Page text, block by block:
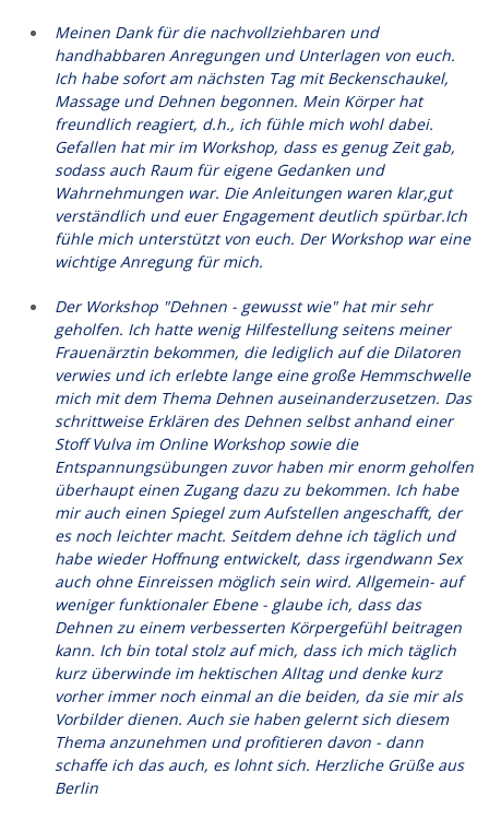
Meinen Dank für die nachvollziehbaren und
handhabbaren Anregungen und Unterlagen von euch.
Ich habe sofort am nächsten Tag mit Beckenschaukel,
Massage und Dehnen begonnen. Mein Körper hat
freundlich reagiert, d.h., ich fühle mich wohl dabei.
Gefallen hat mir im Workshop, dass es genug Zeit gab,
sodass auch Raum für eigene Gedanken und
Wahrnehmungen war. Die Anleitungen waren klar,gut
verständlich und euer Engagement deutlich spürbar.Ich
fühle mich unterstützt von euch. Der Workshop war eine
wichtige Anregung für mich.
Der Workshop "Dehnen - gewusst wie" hat mir sehr
geholfen. Ich hatte wenig Hilfestellung seitens meiner
Frauenärztin bekommen, die lediglich auf die Dilatoren
verwies und ich erlebte lange eine große Hemmschwelle
mich mit dem Thema Dehnen auseinanderzusetzen. Das
schrittweise Erklären des Dehnen selbst anhand einer
Stoff Vulva im Online Workshop sowie die
Entspannungsübungen zuvor haben mir enorm geholfen
überhaupt einen Zugang dazu zu bekommen. Ich habe
mir auch einen Spiegel zum Aufstellen angeschafft, der
es noch leichter macht. Seitdem dehne ich täglich und
habe wieder Hoffnung entwickelt, dass irgendwann Sex
auch ohne Einreissen möglich sein wird. Allgemein- auf
weniger funktionaler Ebene - glaube ich, dass das
Dehnen zu einem verbesserten Körpergefühl beitragen
kann. Ich bin total stolz auf mich, dass ich mich täglich
kurz überwinde im hektischen Alltag und denke kurz
vorher immer noch einmal an die beiden, da sie mir als
Vorbilder dienen. Auch sie haben gelernt sich diesem
Thema anzunehmen und profitieren davon - dann
schaffe ich das auch, es lohnt sich. Herzliche Grüße aus
Berlin